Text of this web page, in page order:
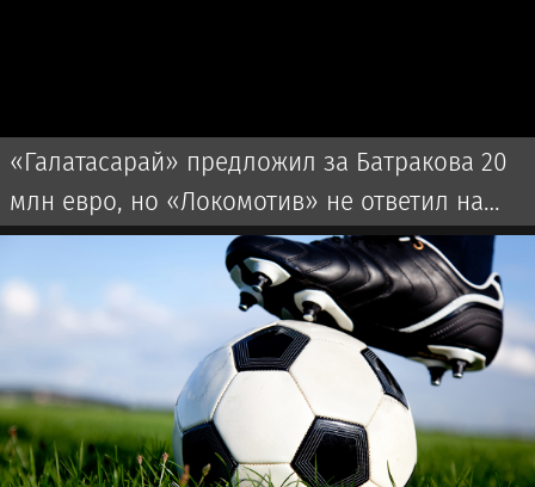
«Галатасарай» предложил за Батракова 20
млн евро, но «Локомотив» не ответил на
оффер